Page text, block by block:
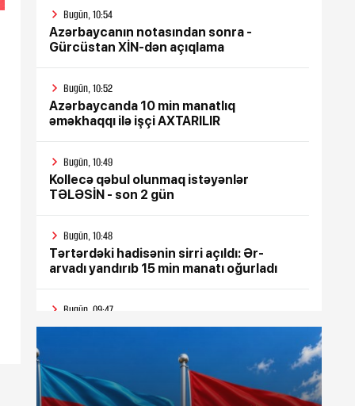
Bugün, 10:54
Azərbaycanın notasından sonra -
Gürcüstan XİN-dən açıqlama
Bugün, 10:52
Azərbaycanda 10 min manatlıq
əməkhaqqı ilə işçi AXTARILIR
Bugün, 10:49
Kollecə qəbul olunmaq istəyənlər
TƏLƏSİN - son 2 gün
Bugün, 10:48
Tərtərdəki hadisənin sirri açıldı: Ər-
arvadı yandırıb 15 min manatı oğurladı
Bugün, 09:47
Bənizə 10 il 3 ay həbs cəzası verildi
Bugün, 09:37
Azərbaycan nefti bahalaşdı